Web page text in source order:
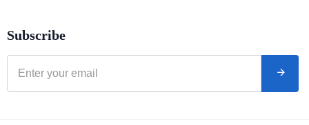
Subscribe